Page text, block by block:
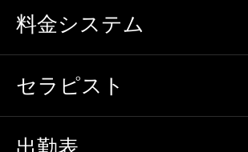
料金システム
セラピスト
出勤表